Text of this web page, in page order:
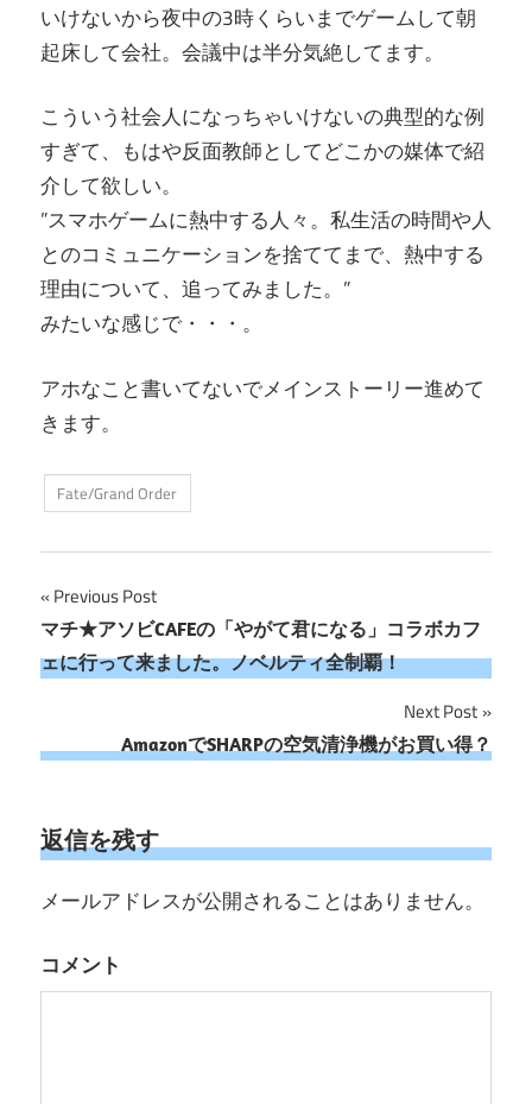
いけないから夜中の3時くらいまでゲームして朝
起床して会社。会議中は半分気絶してます。
こういう社会人になっちゃいけないの典型的な例
すぎて、もはや反面教師としてどこかの媒体で紹
介して欲しい。
”スマホゲームに熱中する人々。私生活の時間や人
とのコミュニケーションを捨ててまで、熱中する
理由について、追ってみました。”
みたいな感じで・・・。
アホなこと書いてないでメインストーリー進めて
きます。
Fate/Grand Order
投
稿
ビ
ー
ン
Previous Post
マチ★アソビCAFEの「やがて君になる」コラボカフ
ェに行って来ました。ノベルティ全制覇！
Next Post
AmazonでSHARPの空気清浄機がお買い得？
返信を残す
メールアドレスが公開されることはありません。
コメント